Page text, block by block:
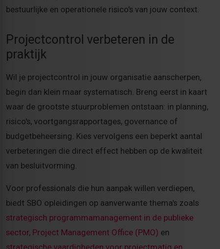
bestuurlijke en operationele risico's van jouw context.
Projectcontrol verbeteren in de
praktijk
Wil je projectcontrol in jouw organisatie aanscherpen,
begin dan klein maar systematisch. Breng eerst in kaart
waar de grootste stuurproblemen ontstaan: in planning,
risico's, voortgangsrapportages, governance of
budgetbeheersing. Kies vervolgens een beperkt aantal
verbeteringen die direct effect hebben op de kwaliteit
van besluitvorming.
Voor professionals die hun aanpak willen verdiepen,
biedt SBO opleidingen op aanverwante thema's zoals
strategisch programmamanagement in de publieke
sector, Project Management Office (PMO) en
strategische vaardigheden voor projectmatig en